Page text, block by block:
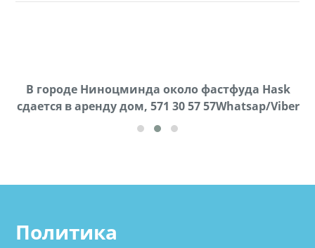
В городе Ниноцминда около фастфуда Hask
cдается в аренду дом, 571 30 57 57Whatsap/Viber
Продается машина марки Prado,571 30 57
57Whatsap/Viber
Политика